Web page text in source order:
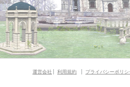
運営会社 利用規約 プライバシーポリシ